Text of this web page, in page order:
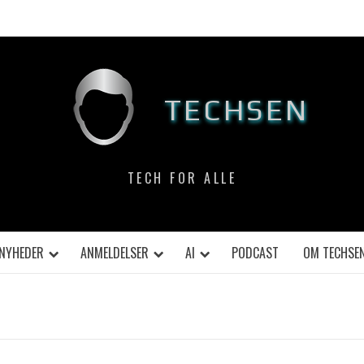
TECHSEN
TECH FOR ALLE
NYHEDER ANMELDELSER AI PODCAST OM